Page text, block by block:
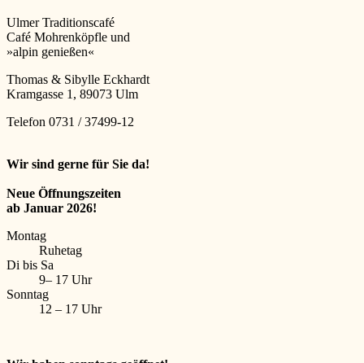
Ulmer Traditionscafé
Café Mohrenköpfle und
»alpin genießen«
Thomas & Sibylle Eckhardt
Kramgasse 1, 89073 Ulm
Telefon 0731 / 37499-12
Wir sind gerne für Sie da!
Neue Öffnungszeiten
ab Januar 2026!
Montag
Ruhetag
Di bis Sa
9– 17 Uhr
Sonntag
12 – 17 Uhr